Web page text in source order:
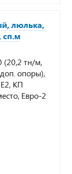
люлька,
сп.м
(20,2 тн/м,
опоры),
КП
Евро-2